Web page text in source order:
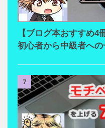
【ブログ本おすすめ4
初心者から中級者への
7